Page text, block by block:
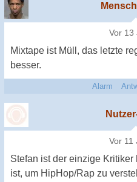
Vor 13
Mixtape ist Müll, das letzte
besser.
Alarm
Vor 11
Stefan ist der einzige
ist, um HipHop/Rap zu